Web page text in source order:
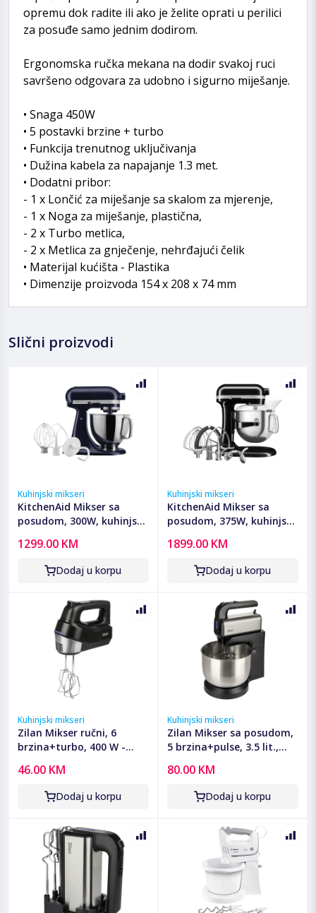
opremu dok radite ili ako je želite oprati u perilici
za posuđe samo jednim dodirom.
Ergonomska ručka mekana na dodir svakoj ruci
savršeno odgovara za udobno i sigurno miješanje.
• Snaga 450W
• 5 postavki brzine + turbo
• Funkcija trenutnog uključivanja
• Dužina kabela za napajanje 1.3 met.
• Dodatni pribor:
- 1 x Lončić za miješanje sa skalom za mjerenje,
- 1 x Noga za miješanje, plastična,
- 2 x Turbo metlica,
- 2 x Metlica za gnječenje, nehrđajući čelik
• Materijal kućišta - Plastika
• Dimenzije proizvoda 154 x 208 x 74 mm
Slični proizvodi
Kuhinjski mikseri
KitchenAid Mikser sa
posudom, 300W, kuhinjski
1299.00 KM
Dodaj u korpu
Kuhinjski mikseri
KitchenAid Mikser sa
posudom, 375W, kuhinjski
1899.00 KM
Dodaj u korpu
Kuhinjski mikseri
Zilan Mikser ručni, 6
brzina+turbo, 400 W -
46.00 KM
Dodaj u korpu
Kuhinjski mikseri
Zilan Mikser sa posudom,
5 brzina+pulse, 3.5 lit.,
80.00 KM
Dodaj u korpu